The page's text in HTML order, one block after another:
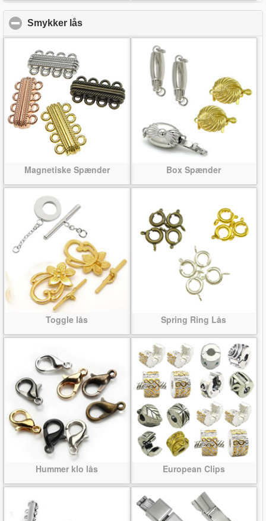
Smykker lås
Magnetiske Spænder Box Spænder
Toggle lås Spring Ring Lås
Hummer klo lås European Clips